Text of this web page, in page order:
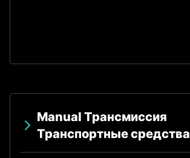
Manual Трансмиссия
Транспортные средства